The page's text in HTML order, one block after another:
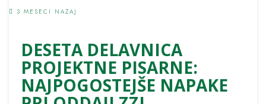
3 MESECI NAZAJ
DESETA DELAVNICA
PROJEKTNE PISARNE:
NAJPOGOSTEJŠE NAPAKE